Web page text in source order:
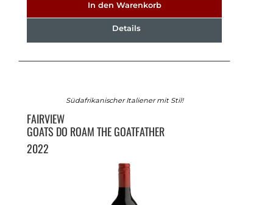
In den Warenkorb
Details
Südafrikanischer Italiener mit Stil!
FAIRVIEW
GOATS DO ROAM THE GOATFATHER
2022